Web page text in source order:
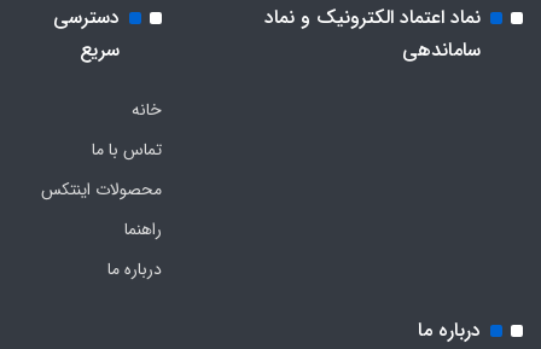
نماد اعتماد الکترونیک و نماد
ساماندهی
دسترسی
سریع
خانه
تماس با ما
محصولات اینتکس
راهنما
درباره ما
درباره ما